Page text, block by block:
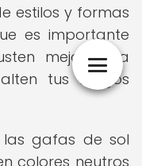
estilos y formas
es importante
mejor a la
tus rasgos
las gafas de sol
colores neutros